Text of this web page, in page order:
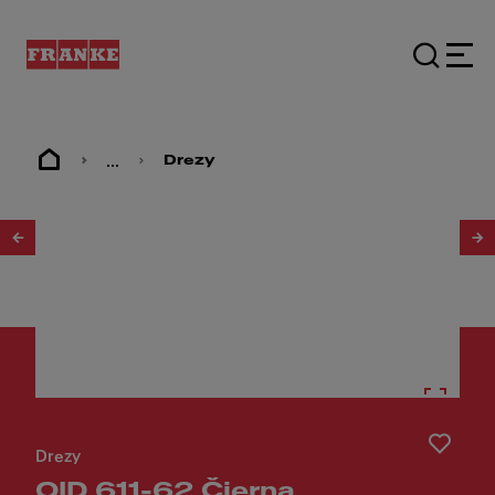
... Drezy
Drezy